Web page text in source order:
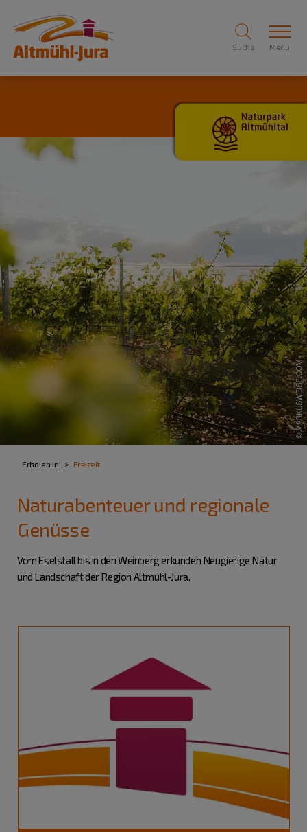
Suche Menü
Erholen in... Freizeit
Naturabenteuer und regionale
Genüsse
Vom Eselstall bis in den Weinberg erkunden Neugierige Natur
und Landschaft der Region Altmühl-Jura.